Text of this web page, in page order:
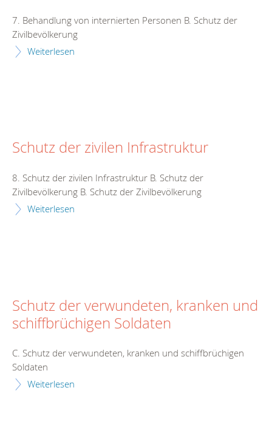
7. Behandlung von internierten Personen B. Schutz der
Zivilbevölkerung
Weiterlesen
Schutz der zivilen Infrastruktur
8. Schutz der zivilen Infrastruktur B. Schutz der
Zivilbevölkerung B. Schutz der Zivilbevölkerung
Weiterlesen
Schutz der verwundeten, kranken und
schiffbrüchigen Soldaten
C. Schutz der verwundeten, kranken und schiffbrüchigen
Soldaten
Weiterlesen